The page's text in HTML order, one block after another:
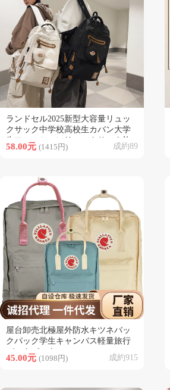
類似商品
ランドセル2025新型大容量リュッ
クサック中学校高校生カバン大学
生ファッションリュックサック旅
行カバン卸売り
58.00元 (1415円) 成約89
類似商品
屋台卸売北極屋外防水キツネバッ
クパック学生キャンバス軽量旅行
バックパック
45.00元 (1098円) 成約915